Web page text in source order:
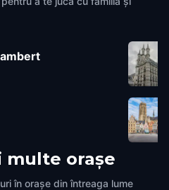
multe orașe
în orașe din întreaga lume